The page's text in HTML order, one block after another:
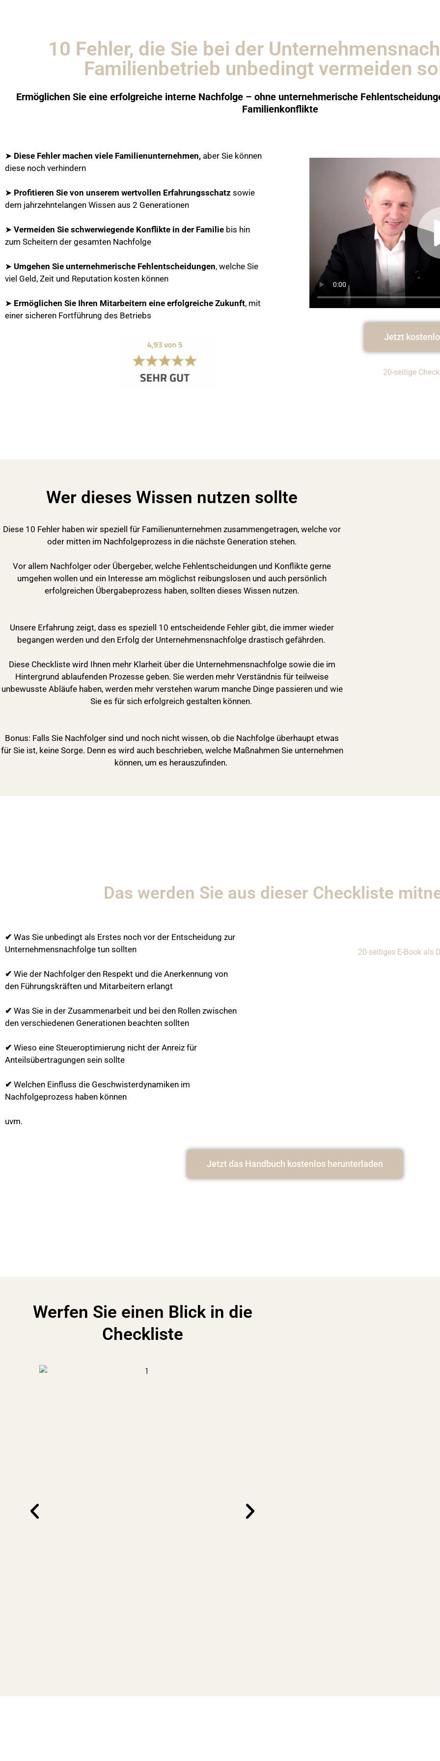
10 Fehler, die Sie bei der
Familienbetrieb unbedingt vermeiden
Ermöglichen Sie eine erfolgreiche interne Nachfolge – ohne unternehmerische
Familienkonflikte
➤ Diese Fehler machen viele Familienunternehmen, aber Sie können
diese noch verhindern
➤ Profitieren Sie von unserem wertvollen Erfahrungsschatz sowie
dem jahrzehntelangen Wissen aus 2 Generationen
➤ Vermeiden Sie schwerwiegende Konflikte in der Familie bis hin
zum Scheitern der gesamten Nachfolge
➤ Umgehen Sie unternehmerische Fehlentscheidungen, welche Sie
viel Geld, Zeit und Reputation kosten können
➤ Ermöglichen Sie Ihren Mitarbeitern eine erfolgreiche Zukunft, mit
einer sicheren Fortführung des Betriebs
Jetzt
20-seitige
Wer dieses Wissen nutzen sollte
Diese 10 Fehler haben wir speziell für Familienunternehmen zusammengetragen, welche vor
oder mitten im Nachfolgeprozess in die nächste Generation stehen.
Vor allem Nachfolger oder Übergeber, welche Fehlentscheidungen und Konflikte gerne
umgehen wollen und ein Interesse am möglichst reibungslosen und auch persönlich
erfolgreichen Übergabeprozess haben, sollten dieses Wissen nutzen.
Unsere Erfahrung zeigt, dass es speziell 10 entscheidende Fehler gibt, die immer wieder
begangen werden und den Erfolg der Unternehmensnachfolge drastisch gefährden.
D‍iese Checkliste wird Ihnen mehr Klarheit über die Unternehmensnachfolge sowie die im
Hintergrund ablaufenden Prozesse geben. Sie werden mehr Verständnis für teilweise
unbewusste Abläufe haben, werden mehr verstehen warum manche Dinge passieren und wie
Sie es für sich erfolgreich gestalten können.
Bonus: Falls Sie Nachfolger sind und noch nicht wissen, ob die Nachfolge überhaupt etwas
für Sie ist, keine Sorge. Denn es wird auch beschrieben, welche Maßnahmen Sie unternehmen
können, um es herauszufinden.
Das werden Sie aus dieser Checkliste
✔ Was Sie unbedingt als Erstes noch vor der Entscheidung zur
Unternehmensnachfolge tun sollten
✔ Wie der Nachfolger den Respekt und die Anerkennung von
den Führungskräften und Mitarbeitern erlangt
✔ Was Sie in der Zusammenarbeit und bei den Rollen zwischen
den verschiedenen Generationen beachten sollten
✔ Wieso eine Steueroptimierung nicht der Anreiz für
Anteilsübertragungen sein sollte
✔ Welchen Einfluss die Geschwisterdynamiken im
Nachfolgeprozess haben können
uvm.
20-seitiges E-Book als
Jetzt das Handbuch kostenlos herunterladen
Werfen Sie einen Blick in die
Checkliste